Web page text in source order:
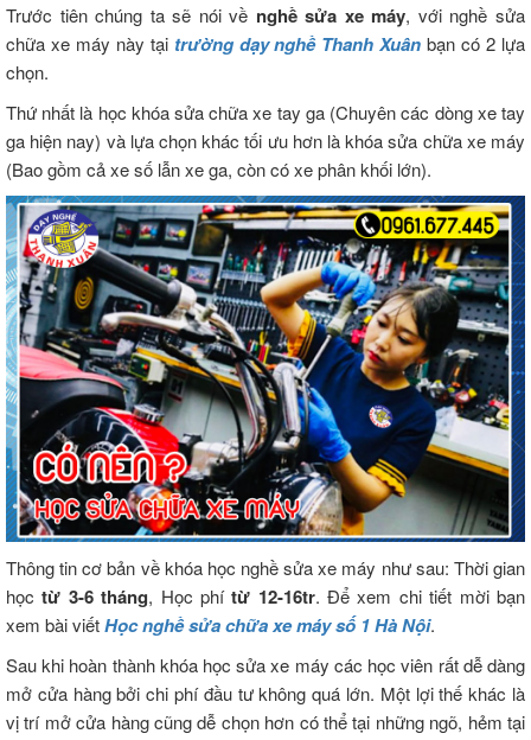
Trước tiên chúng ta sẽ nói về nghề sửa xe máy, với nghề sửa
chữa xe máy này tại trường dạy nghề Thanh Xuân bạn có 2 lựa
chọn.
Thứ nhất là học khóa sửa chữa xe tay ga (Chuyên các dòng xe tay
ga hiện nay) và lựa chọn khác tối ưu hơn là khóa sửa chữa xe máy
(Bao gồm cả xe số lẫn xe ga, còn có xe phân khối lớn).
Thông tin cơ bản về khóa học nghề sửa xe máy như sau: Thời gian
họctừ 3-6 tháng, Học phítừ 12-16tr. Để xem chi tiết mời bạn
xem bài viếtHọc nghề sửa chữa xe máy số 1 Hà Nội.
Sau khi hoàn thành khóa học sửa xe máy các học viên rất dễ dàng
mở cửa hàng bởi chi phí đầu tư không quá lớn. Một lợi thế khác là
vị trí mở cửa hàng cũng dễ chọn hơn có thể tại những ngõ, hẻm tại